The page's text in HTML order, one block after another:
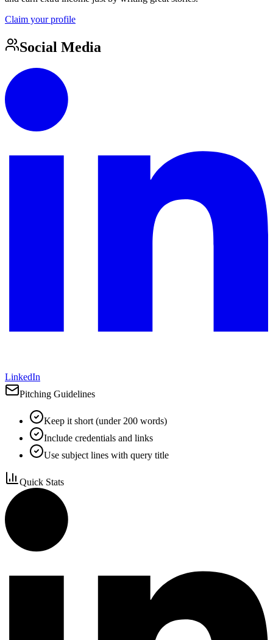
Claim your profile
Social Media
LinkedIn
Pitching Guidelines
Keep it short (under 200 words)
Include credentials and links
Use subject lines with query title
Quick Stats